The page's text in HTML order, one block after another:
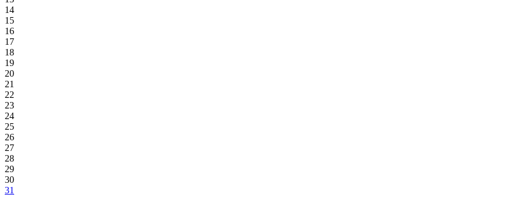
14
15
16
17
18
19
20
21
22
23
24
25
26
27
28
29
30
31